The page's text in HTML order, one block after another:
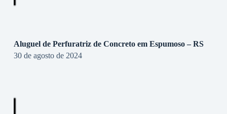
Aluguel de Perfuratriz de Concreto em Espumoso – RS
30 de agosto de 2024